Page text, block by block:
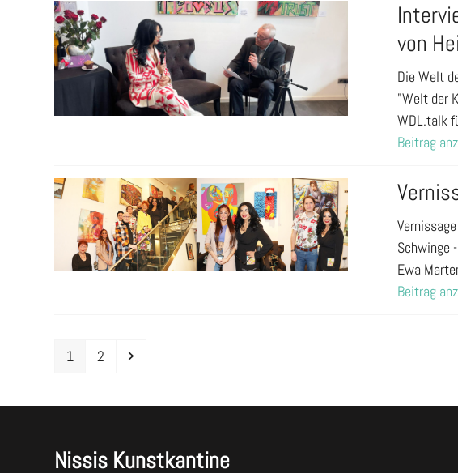
von
Die Welt
"Welt der
WDL.talk
Beitrag
Schwinge
Ewa
Beitrag
Seite
1 Seite
2 Vorwärts
Nissis Kunstkantine